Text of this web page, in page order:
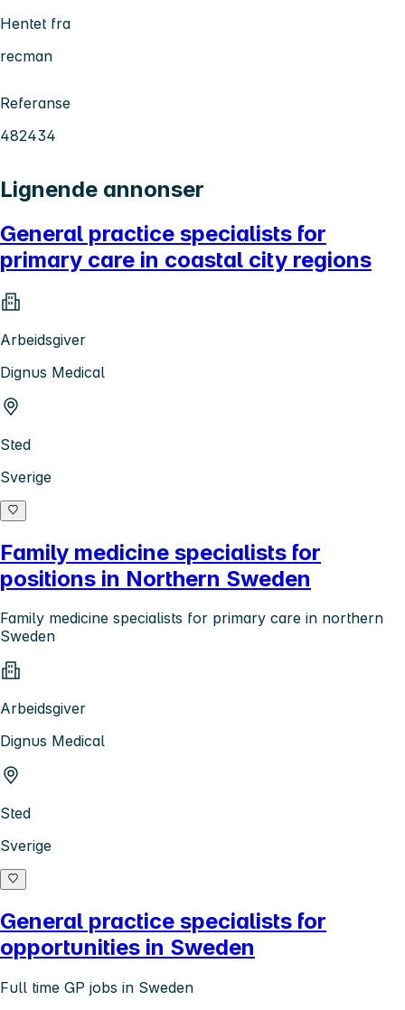
Hentet fra
recman
Referanse
482434
Lignende annonser
General practice specialists for
primary care in coastal city regions
Arbeidsgiver
Dignus Medical
Sted
Sverige
Family medicine specialists for
positions in Northern Sweden
Family medicine specialists for primary care in northern
Sweden
Arbeidsgiver
Dignus Medical
Sted
Sverige
General practice specialists for
opportunities in Sweden
Full time GP jobs in Sweden